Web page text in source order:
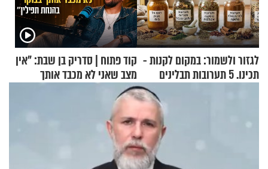
לגזור ולשמור: במקום לקנות -
תכינו. 5 תערובות תבלינים
קוד פתוח | סדריק בן שבת: "אין
מצב שאני לא מכבד אותך
בבוקר בהנחת תפילין"